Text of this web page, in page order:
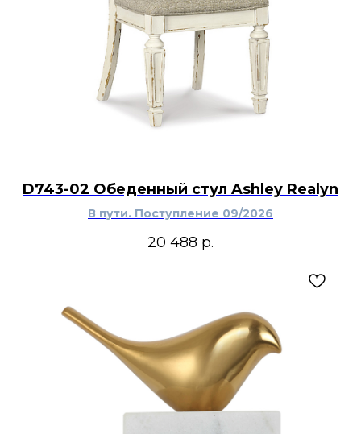
D743-02 Обеденный стул Ashley Realyn
В пути. Поступление 09/2026
20 488 р.